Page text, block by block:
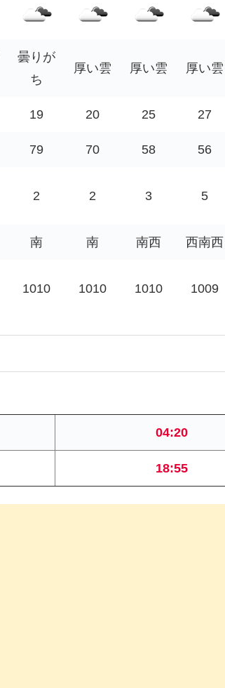
曇りが
ち
厚い雲 厚い雲 厚い雲
19 20 25 27
79 70 58 56
2 2 3 5
南 南 南西 西南西
1010 1010 1010 1009
04:20
18:55